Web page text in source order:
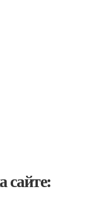
сайте: